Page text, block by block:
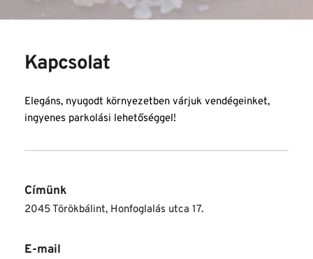
Kapcsolat
Elegáns, nyugodt környezetben várjuk vendégeinket,
ingyenes parkolási lehetőséggel!
Címünk
2045 Törökbálint, Honfoglalás utca 17.
E-mail